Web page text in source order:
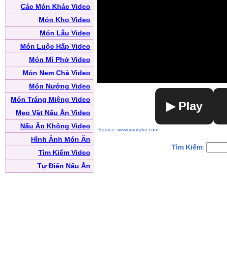
Các Món Khác Video
Món Kho Video
Món Lẫu Video
Món Luộc Hấp Video
Món Mì Phở Video
Món Nem Chả Video
Món Nướng Video
Món Tráng Miệng Video
Mẹo Vặt Nấu Ăn Video
Nấu Ăn Không Video
Hình Ảnh Món Ăn
Tìm Kiếm Video
Tự Điển Nấu Ăn
▶ Play
Source: www.youtube.com
Tìm Kiếm: